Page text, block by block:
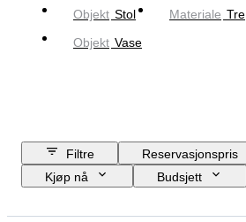
Objekt Stol Materiale Tre
Objekt Vase
Filtre
Reservasjonspris
Kjøp nå
Budsjett